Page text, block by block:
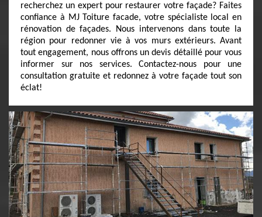
recherchez un expert pour restaurer votre façade? Faites
confiance à MJ Toiture facade, votre spécialiste local en
rénovation de façades. Nous intervenons dans toute la
région pour redonner vie à vos murs extérieurs. Avant
tout engagement, nous offrons un devis détaillé pour vous
informer sur nos services. Contactez-nous pour une
consultation gratuite et redonnez à votre façade tout son
éclat!